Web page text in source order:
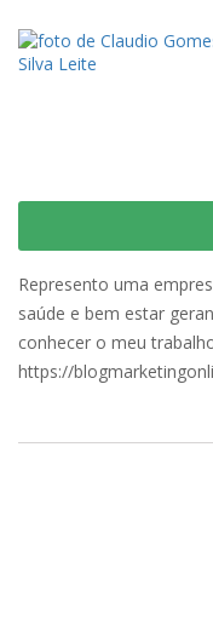
Represento uma
saúde e bem estar
conhecer o meu
https://